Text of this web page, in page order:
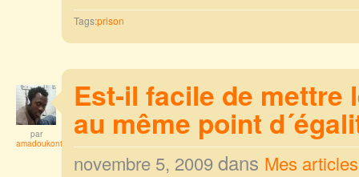
Tags:prison
par
amadoukonta
Est-il facile de mettre
au même point
novembre 5, 2009 dans Mes articles